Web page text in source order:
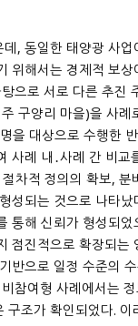
, 동일한 태양광 사업
위해서는 경제적 보
으로 서로 다른 추진
구양리 마을)을 사례
을 대상으로 수행한
사례 내․사례 간 비교
차적 정의의 확보, 분
성되는 것으로 나타났
통해 신뢰가 형성되
점진적으로 확장되는
반으로 일정 수준의
참여형 사례에서는
조가 확인되었다. 이